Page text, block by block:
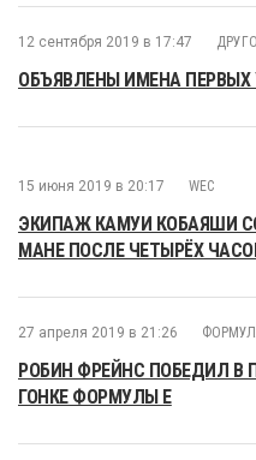
12 сентября 2019 в 17:47
ОБЪЯВЛЕНЫ ИМЕНА ПЕРВЫХ
15 июня 2019 в 20:17 WEC
ЭКИПАЖ КАМУИ КОБАЯШИ
МАНЕ ПОСЛЕ ЧЕТЫРЁХ
27 апреля 2019 в 21:26
РОБИН ФРЕЙНС ПОБЕДИЛ В
ГОНКЕ ФОРМУЛЫ E